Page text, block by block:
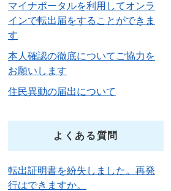
マイナポータルを利用してオンラ
インで転出届をすることができま
す
本人確認の徹底についてご協力を
お願いします
住民異動の届出について
よくある質問
転出証明書を紛失しました。再発
行はできますか。